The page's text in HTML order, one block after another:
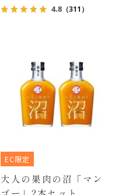
4.8 （311）
EC限定
大人の果肉の沼「マン